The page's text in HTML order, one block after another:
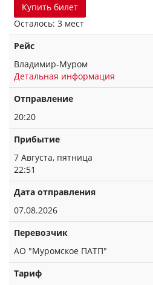
Купить билет
Осталось: 3 мест
Рейс
Владимир-Муром
Детальная информация
Отправление
20:20
Прибытие
7 Августа, пятница
22:51
Дата отправления
07.08.2026
Перевозчик
АО "Муромское ПАТП"
Тариф